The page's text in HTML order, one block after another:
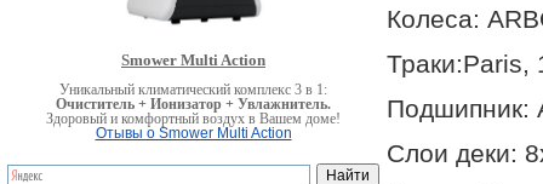
Smower Multi Action
Уникальный климатический комплекс 3 в 1:
Очиститель + Ионизатор + Увлажнитель.
Здоровый и комфортный воздух в Вашем доме!
Отывы о Smower Multi Action
Колеса:
Траки:Paris,
Подшипник:
Слои деки: